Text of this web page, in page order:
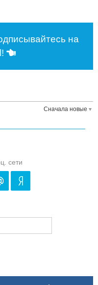
на
Сначала новые
сети